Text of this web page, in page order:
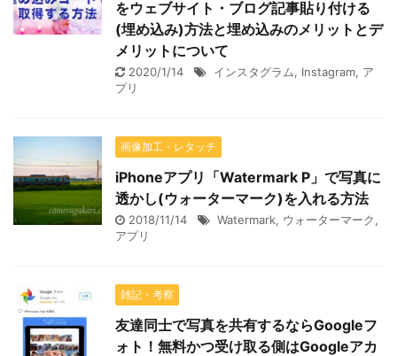
をウェブサイト・ブログ記事貼り付ける
(埋め込み)方法と埋め込みのメリットとデ
メリットについて
2020/1/14 インスタグラム, Instagram, ア
プリ
画像加工・レタッチ
iPhoneアプリ「Watermark P」で写真に
透かし(ウォーターマーク)を入れる方法
2018/11/14 Watermark, ウォーターマーク,
アプリ
雑記・考察
友達同士で写真を共有するならGoogleフ
ォト！無料かつ受け取る側はGoogleアカ